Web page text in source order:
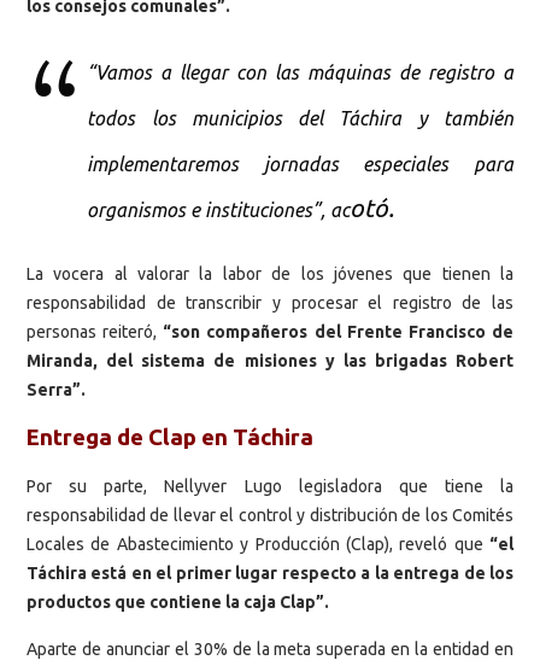
los consejos comunales”.
“Vamos a llegar con las máquinas de registro a
todos los municipios del Táchira y también
implementaremos jornadas especiales para
organismos e instituciones”, acotó.
La vocera al valorar la labor de los jóvenes que tienen la
responsabilidad de transcribir y procesar el registro de las
personas reiteró, “son compañeros del Frente Francisco de
Miranda, del sistema de misiones y las brigadas Robert
Serra”.
Entrega de Clap en Táchira
Por su parte, Nellyver Lugo legisladora que tiene la
responsabilidad de llevar el control y distribución de los Comités
Locales de Abastecimiento y Producción (Clap), reveló que “el
Táchira está en el primer lugar respecto a la entrega de los
productos que contiene la caja Clap”.
Aparte de anunciar el 30% de la meta superada en la entidad en